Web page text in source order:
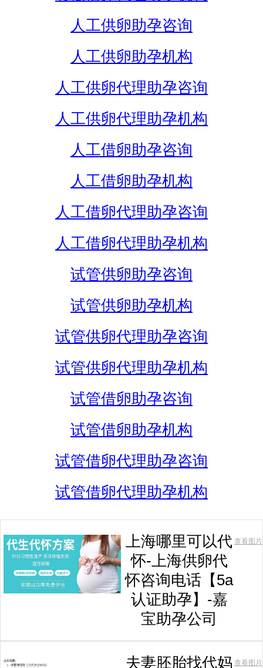
人工供卵助孕咨询
人工供卵助孕机构
人工供卵代理助孕咨询
人工供卵代理助孕机构
人工借卵助孕咨询
人工借卵助孕机构
人工借卵代理助孕咨询
人工借卵代理助孕机构
试管供卵助孕咨询
试管供卵助孕机构
试管供卵代理助孕咨询
试管供卵代理助孕机构
试管借卵助孕咨询
试管借卵助孕机构
试管借卵代理助孕咨询
试管借卵代理助孕机构
上海哪里可以代
怀-上海供卵代
怀咨询电话【5a
认证助孕】-嘉
宝助孕公司
查看图片
夫妻胚胎找代妈 查看图片